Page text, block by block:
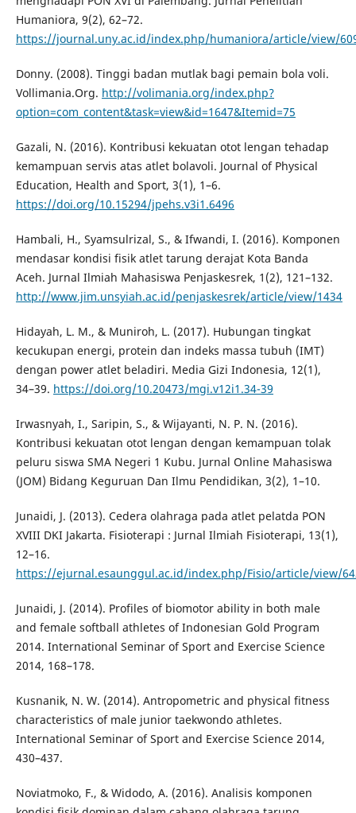
Humaniora, 9(2), 62–72.
https://journal.uny.ac.id/index.php/humaniora/article/view/
Donny. (2008). Tinggi badan mutlak bagi pemain bola voli.
Vollimania.Org. http://volimania.org/index.php?
option=com_content&task=view&id=1647&Itemid=75
Gazali, N. (2016). Kontribusi kekuatan otot lengan tehadap
kemampuan servis atas atlet bolavoli. Journal of Physical
Education, Health and Sport, 3(1), 1–6.
https://doi.org/10.15294/jpehs.v3i1.6496
Hambali, H., Syamsulrizal, S., & Ifwandi, I. (2016). Komponen
mendasar kondisi fisik atlet tarung derajat Kota Banda
Aceh. Jurnal Ilmiah Mahasiswa Penjaskesrek, 1(2), 121–132.
http://www.jim.unsyiah.ac.id/penjaskesrek/article/view/1434
Hidayah, L. M., & Muniroh, L. (2017). Hubungan tingkat
kecukupan energi, protein dan indeks massa tubuh (IMT)
dengan power atlet beladiri. Media Gizi Indonesia, 12(1),
34–39. https://doi.org/10.20473/mgi.v12i1.34-39
Irwasnyah, I., Saripin, S., & Wijayanti, N. P. N. (2016).
Kontribusi kekuatan otot lengan dengan kemampuan tolak
peluru siswa SMA Negeri 1 Kubu. Jurnal Online Mahasiswa
(JOM) Bidang Keguruan Dan Ilmu Pendidikan, 3(2), 1–10.
Junaidi, J. (2013). Cedera olahraga pada atlet pelatda PON
XVIII DKI Jakarta. Fisioterapi : Jurnal Ilmiah Fisioterapi, 13(1),
12–16.
https://ejurnal.esaunggul.ac.id/index.php/Fisio/article/view/
Junaidi, J. (2014). Profiles of biomotor ability in both male
and female softball athletes of Indonesian Gold Program
2014. International Seminar of Sport and Exercise Science
2014, 168–178.
Kusnanik, N. W. (2014). Antropometric and physical fitness
characteristics of male junior taekwondo athletes.
International Seminar of Sport and Exercise Science 2014,
430–437.
Noviatmoko, F., & Widodo, A. (2016). Analisis komponen